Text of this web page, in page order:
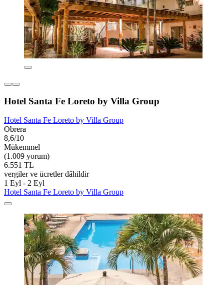
Hotel Santa Fe Loreto by Villa Group
Hotel Santa Fe Loreto by Villa Group
Obrera
8,6/10
Mükemmel
(1.009 yorum)
6.551 TL
vergiler ve ücretler dâhildir
1 Eyl - 2 Eyl
Hotel Santa Fe Loreto by Villa Group